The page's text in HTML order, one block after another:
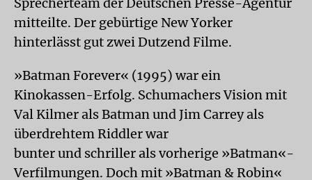
mitteilte. Der gebürtige New Yorker
hinterlässt gut zwei Dutzend Filme.
»Batman Forever« (1995) war ein
Kinokassen-Erfolg. Schumachers Vision mit
Val Kilmer als Batman und Jim Carrey als
überdrehtem Riddler war
bunter und schriller als vorherige »Batman«-
Verfilmungen. Doch mit »Batman & Robin«